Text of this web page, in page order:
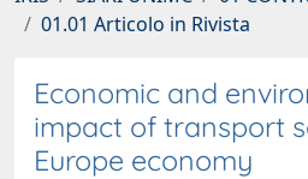
01.01 Articolo in Rivista
Economic and
impact of transport
Europe economy